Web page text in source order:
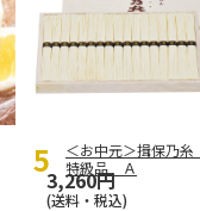
＜お中元＞揖保乃糸
特級品 Ａ
3,260円
(送料・税込)